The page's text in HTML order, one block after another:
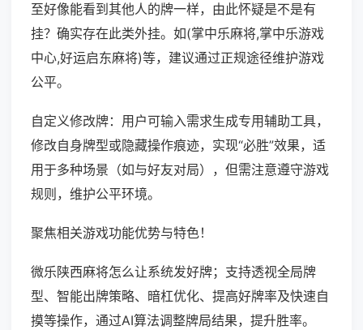
至好像能看到其他人的牌一样，由此怀疑是不是有
挂？确实存在此类外挂。如(掌中乐麻将,掌中乐游戏
中心,好运启东麻将)等，建议通过正规途径维护游戏
公平。
自定义修改牌：用户可输入需求生成专用辅助工具，
修改自身牌型或隐藏操作痕迹，实现“必胜”效果，适
用于多种场景（如与好友对局），但需注意遵守游戏
规则，维护公平环境。
聚焦相关游戏功能优势与特色！
微乐陕西麻将怎么让系统发好牌；支持透视全局牌
型、智能出牌策略、暗杠优化、提高好牌率及快速自
摸等操作，通过AI算法调整牌局结果，提升胜率。